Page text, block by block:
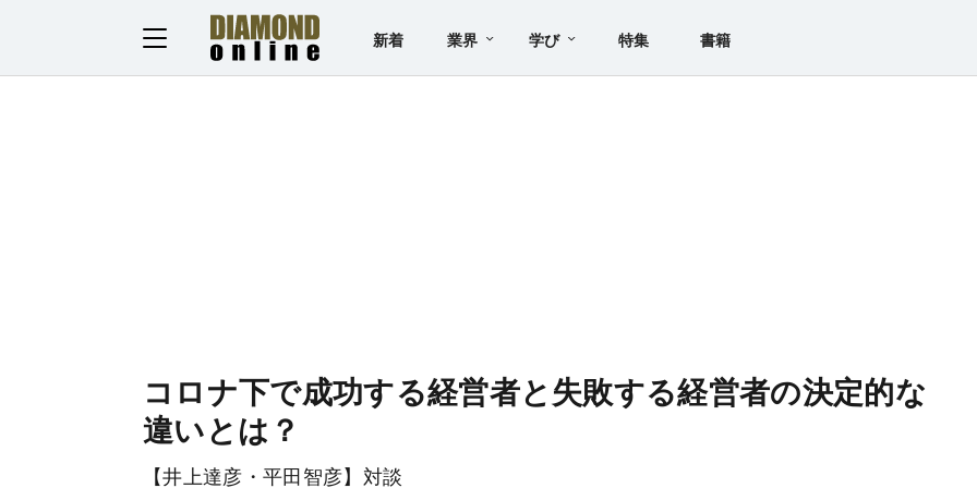
新着 業界 学び 特集 書籍
コロナ下で成功する経営者と失敗する経営者の決定的な
違いとは？
【井上達彦・平田智彦】対談